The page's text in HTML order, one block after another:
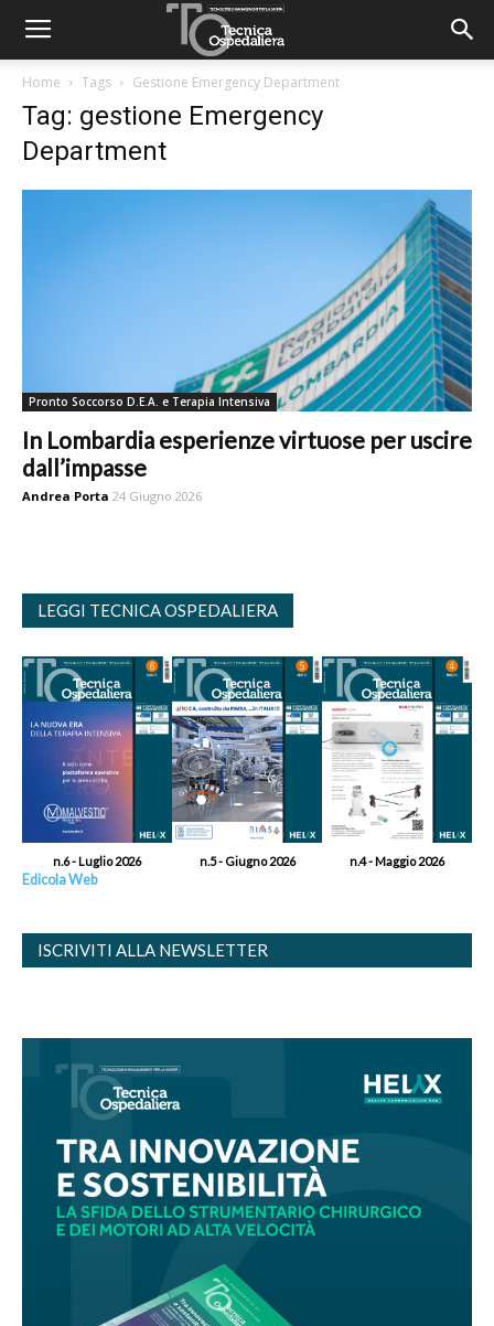
Home Tags Gestione Emergency Department
Tag: gestione Emergency
Department
Pronto Soccorso D.E.A. e Terapia Intensiva
In Lombardia esperienze virtuose per uscire
dall’impasse
Andrea Porta 24 Giugno 2026
LEGGI TECNICA OSPEDALIERA
n.6 - Luglio 2026 n.5 - Giugno 2026 n.4 - Maggio 2026
Edicola Web
ISCRIVITI ALLA NEWSLETTER